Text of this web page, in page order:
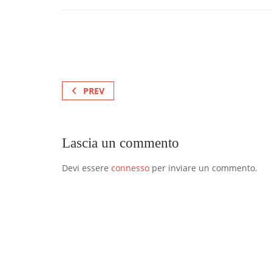
PREV
Lascia un commento
Devi essere connesso per inviare un commento.